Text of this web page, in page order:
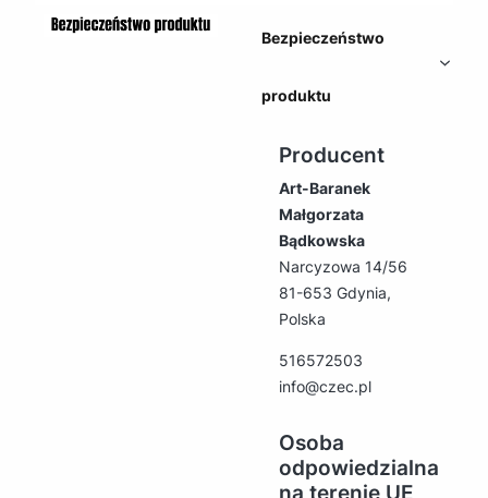
Bezpieczeństwo
produktu
Producent
Art-Baranek
Małgorzata
Bądkowska
Narcyzowa 14/56
81-653 Gdynia,
Polska
516572503
info@czec.pl
Osoba
odpowiedzialna
na terenie UE